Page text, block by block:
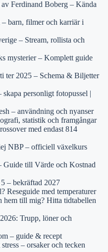
Ferdinand Boberg – Kända
barn, filmer och karriär i
– Stream, rollista och
mysterier – Komplett guide
ter 2025 – Schema & Biljetter
skapa personligt fotopussel |
– användning och nyanser
statistik och framgångar
med endast 814
NBP – officiell växelkurs
Guide till Värde och Kostnad
– bekräftad 2027
Reseguide med temperaturer
hem till mig? Hitta tidtabellen
Trupp, löner och
– guide & recept
– orsaker och tecken